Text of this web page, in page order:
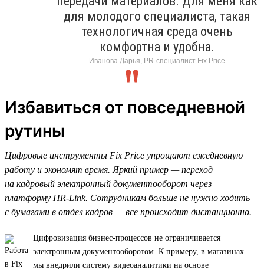
для молодого специалиста, такая
технологичная среда очень
комфортна и удобна.
Иванова Дарья, PR-специалист Fix Price
Избавиться от повседневной
рутины
Цифровые инструменты Fix Price упрощают ежедневную
работу и экономят время. Яркий пример — переход
на кадровый электронный документооборот через
платформу HR-Link. Сотрудникам больше не нужно ходить
с бумагами в отдел кадров — все происходит дистанционно.
Цифровизация бизнес-процессов не ограничивается
электронным документооборотом. К примеру, в магазинах
мы внедрили систему видеоаналитики на основе